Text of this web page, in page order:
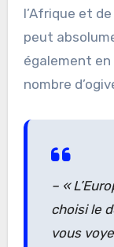
l’Afrique et
peut
également
nombre
– «
choisi le
vous